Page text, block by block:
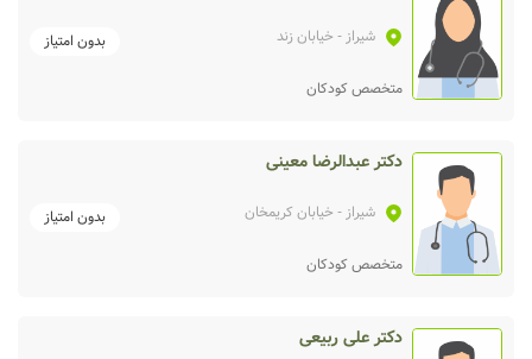
شیراز - خیابان زند بدون امتیاز
متخصص کودکان
دکتر عبدالرضا معینی
شیراز - خیابان کریمخان بدون امتیاز
متخصص کودکان
دکتر علی ربیعی